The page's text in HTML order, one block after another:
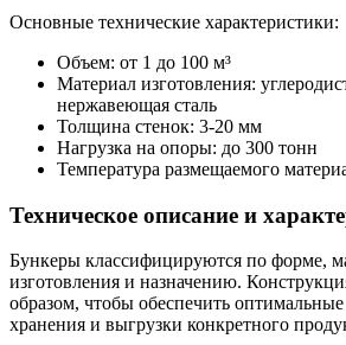
Основные технические характеристики:
Объем: от 1 до 100 м³
Материал изготовления:
нержавеющая сталь
Толщина стенок: 3-20 мм
Нагрузка на опоры: до 300 тонн
Температура размещаемого
Техническое описание и
Бункеры классифицируются по форме,
изготовления и назначению.
образом, чтобы обеспечить
хранения и выгрузки конкретного